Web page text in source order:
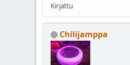
Kirjattu
Chilijamppa